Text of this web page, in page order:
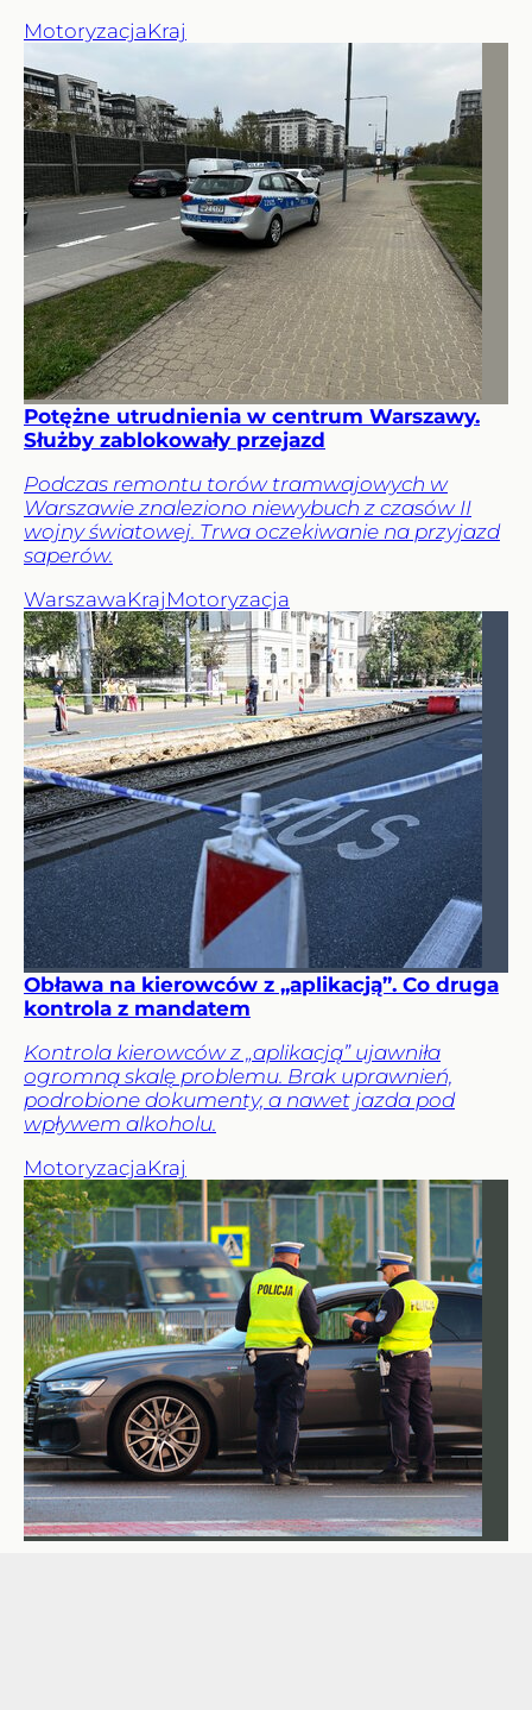
MotoryzacjaKraj
Potężne utrudnienia w centrum Warszawy.
Służby zablokowały przejazd
Podczas remontu torów tramwajowych w
Warszawie znaleziono niewybuch z czasów II
wojny światowej. Trwa oczekiwanie na przyjazd
saperów.
WarszawaKraj Motoryzacja
Obława na kierowców z „aplikacją”. Co druga
kontrola z mandatem
Kontrola kierowców z „aplikacją” ujawniła
ogromną skalę problemu. Brak uprawnień,
podrobione dokumenty, a nawet jazda pod
wpływem alkoholu.
MotoryzacjaKraj